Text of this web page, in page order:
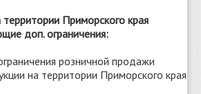
Приморского края
доп. ограничения:
розничной продажи
на территории Приморского края